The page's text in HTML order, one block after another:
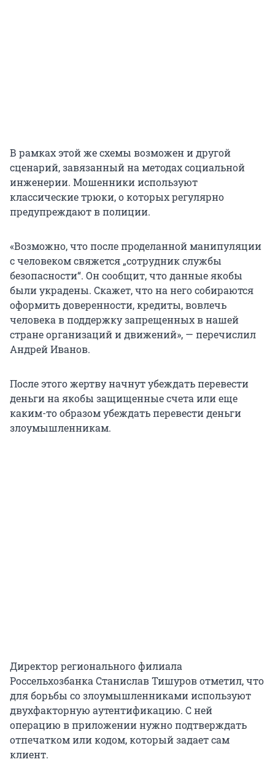
В рамках этой же схемы возможен и другой
сценарий, завязанный на методах социальной
инженерии. Мошенники используют
классические трюки, о которых регулярно
предупреждают в полиции.
«Возможно, что после проделанной манипуляции
с человеком свяжется „сотрудник службы
безопасности“. Он сообщит, что данные якобы
были украдены. Скажет, что на него собираются
оформить доверенности, кредиты, вовлечь
человека в поддержку запрещенных в нашей
стране организаций и движений», — перечислил
Андрей Иванов.
После этого жертву начнут убеждать перевести
деньги на якобы защищенные счета или еще
каким-то образом убеждать перевести деньги
злоумышленникам.
Директор регионального филиала
Россельхозбанка Станислав Тишуров отметил, что
для борьбы со злоумышленниками используют
двухфакторную аутентификацию. С ней
операцию в приложении нужно подтверждать
отпечатком или кодом, который задает сам
клиент.